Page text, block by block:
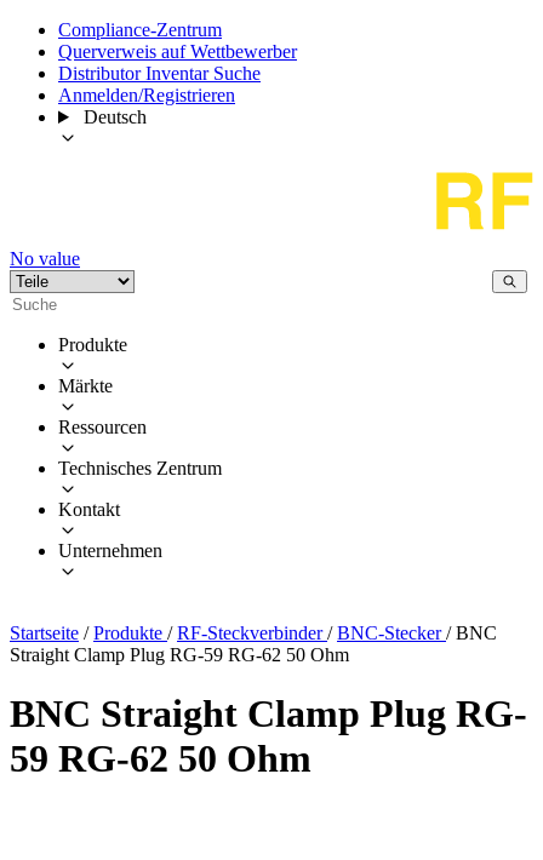
Compliance-Zentrum
Querverweis auf Wettbewerber
Distributor Inventar Suche
Anmelden/Registrieren
Deutsch
No value
Produkte
Märkte
Ressourcen
Technisches Zentrum
Kontakt
Unternehmen
Startseite / Produkte / RF-Steckverbinder/ BNC-Stecker/ BNC
Straight Clamp Plug RG-59 RG-62 50 Ohm
BNC Straight Clamp Plug RG-
59 RG-62 50 Ohm